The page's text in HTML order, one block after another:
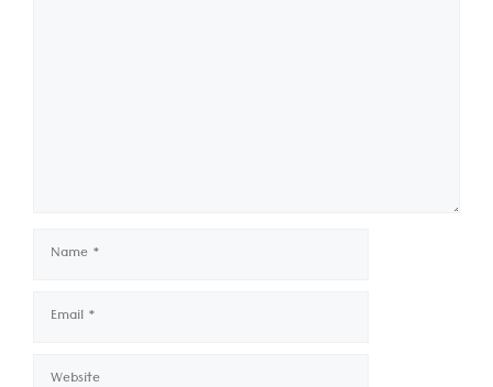
Name
Email
Website